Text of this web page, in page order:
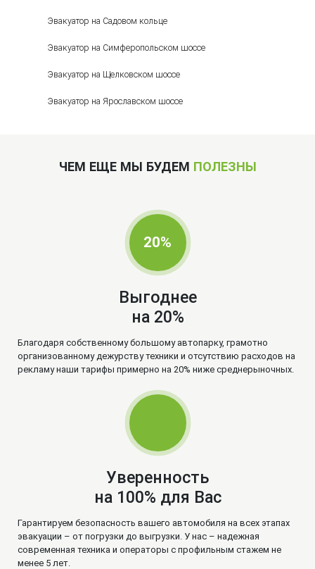
Эвакуатор на Садовом кольце
Эвакуатор на Симферопольском шоссе
Эвакуатор на Щелковском шоссе
Эвакуатор на Ярославском шоссе
ЧЕМ ЕЩЕ МЫ БУДЕМ ПОЛЕЗНЫ
20%
Выгоднее
на 20%
Благодаря собственному большому автопарку, грамотно
организованному дежурству техники и отсутствию расходов на
рекламу наши тарифы примерно на 20% ниже среднерыночных.
Уверенность
на 100% для Вас
Гарантируем безопасность вашего автомобиля на всех этапах
эвакуации – от погрузки до выгрузки. У нас – надежная
современная техника и операторы с профильным стажем не
менее 5 лет.